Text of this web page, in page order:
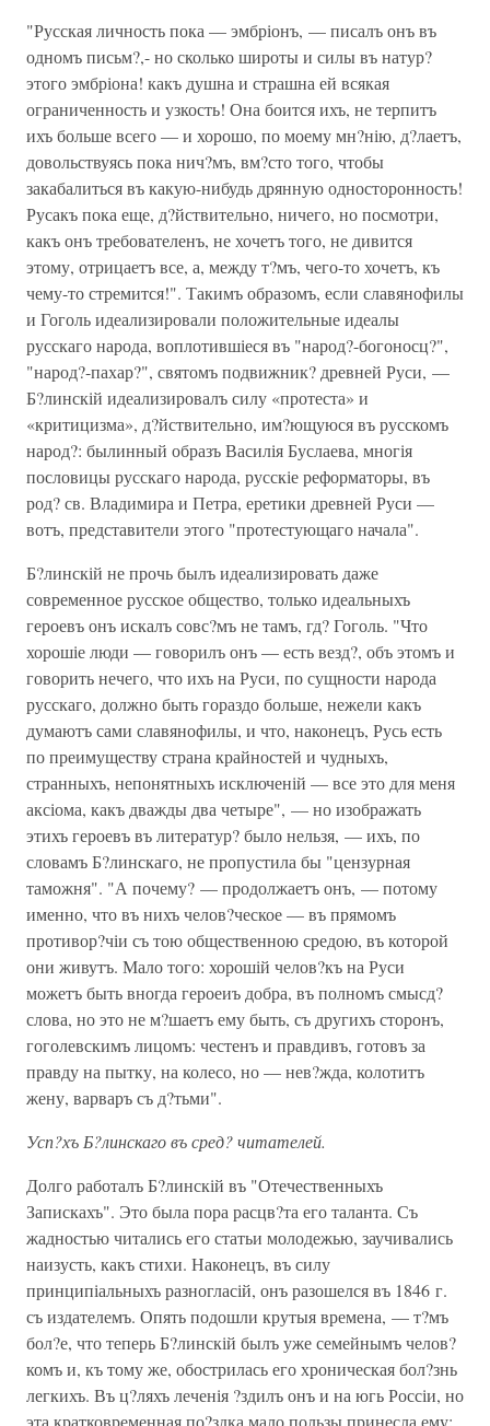
"Русская личность пока — эмбріонъ, — писалъ онъ въ
одномъ письм?,- но сколько широты и силы въ натур?
этого эмбріона! какъ душна и страшна ей всякая
ограниченность и yзкость! Она боится ихъ, не терпитъ
ихъ больше всего — и хорошо, по моему мн?нію, д?лаетъ,
довольствуясь пока нич?мъ, вм?сто того, чтобы
закабалиться въ какую-нибудь дрянную односторонность!
Русакъ пока еще, д?йствительно, ничего, но посмотри,
какъ онъ требователенъ, не хочетъ того, не дивится
этому, отрицаетъ все, а, между т?мъ, чего-то хочетъ, къ
чему-то стремится!". Такимъ образомъ, если славянофилы
и Гоголь идеализировали положительные идеалы
русскаго народа, воплотившіеся въ "народ?-богоносц?",
"народ?-пахар?", святомъ подвижник? древней Руси, —
Б?линскій идеализировалъ силу «протеста» и
«критицизма», д?йствительно, им?ющуюся въ русскомъ
народ?: былинный образъ Василія Буслаева, многія
пословицы русскаго народа, русскіе реформаторы, въ
род? св. Владимира и Петра, еретики древней Руси —
вотъ, представители этого "протестующаго начала".
Б?линскій не прочь былъ идеализировать даже
современное русское общество, только идеальныхъ
героевъ онъ искалъ совс?мъ не тамъ, гд? Гоголь. "Что
хорошіе люди — говорилъ онъ — есть везд?, объ этомъ и
говорить нечего, что ихъ на Руси, по сущности народа
русскаго, должно быть гораздо больше, нежели какъ
думаютъ сами славянофилы, и что, наконецъ, Русь есть
по преимуществу страна крайностей и чудныхъ,
странныхъ, непонятныхъ исключеній — все это для меня
аксіома, какъ дважды два четыре", — но изображать
этихъ героевъ въ литератур? было нельзя, — ихъ, по
словамъ Б?линскаго, не пропустила бы "цензурная
таможня". "А почему? — продолжаетъ онъ, — потому
именно, что въ нихъ челов?ческое — въ прямомъ
противор?чіи съ тою общественною средою, въ которой
они живутъ. Мало того: хорошій челов?къ на Руси
можетъ быть вногда героеиъ добра, въ полномъ смысд?
слова, но это не м?шаетъ ему быть, съ другихъ сторонъ,
гоголевскимъ лицомъ: честенъ и правдивъ, готовъ за
правду на пытку, на колесо, но — нев?жда, колотитъ
жену, варваръ съ д?тьми".
Усп?хъ Б?линскаго въ сред? читателей.
Долго работалъ Б?линскій въ "Отечественныхъ
Запискахъ". Это была пора расцв?та его таланта. Съ
жадностью читались его статьи молодежью, заучивались
наизусть, какъ стихи. Наконецъ, въ силу
принципіальныхъ разногласій, онъ разошелся въ 1846 г.
съ издателемъ. Опять подошли крутыя времена, — т?мъ
бол?е, что теперь Б?линскій былъ уже семейнымъ челов?
комъ и, къ тому же, обострилась его хроническая бол?знь
легкихъ. Въ ц?ляхъ леченія ?здилъ онъ и на югь Россіи, но
эта кратковременная по?здка мало пользы принесла ему: